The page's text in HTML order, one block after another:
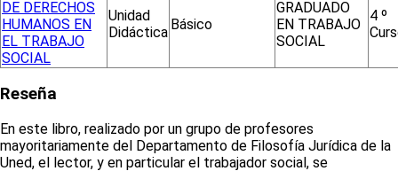
DE DERECHOS
HUMANOS EN
EL TRABAJO
SOCIAL
Unidad
Didáctica Básico
GRADUADO
EN TRABAJO
SOCIAL
4 º
Reseña
En este libro, realizado por un grupo de profesores
mayoritariamente del Departamento de Filosofía Jurídica de la
Uned, el lector, y en particular el trabajador social, se